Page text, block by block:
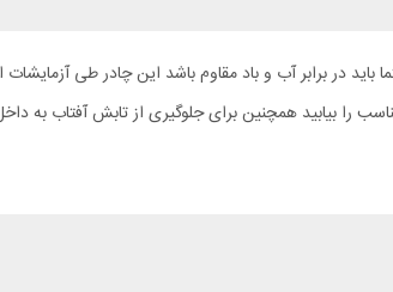
را بیابید همچنین برای جلوگیری از تابش آفتاب به